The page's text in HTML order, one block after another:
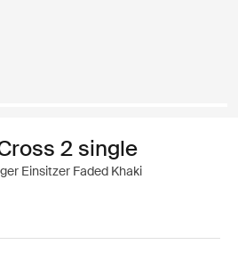
2 single
Einsitzer Faded Khaki